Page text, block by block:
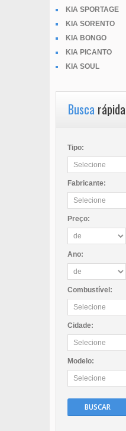
KIA SPORTAGE
KIA SORENTO
KIA BONGO
KIA PICANTO
KIA SOUL
Busca rápida
Tipo:
Fabricante:
Preço:
Ano:
Combustível:
Cidade:
Modelo:
BUSCAR